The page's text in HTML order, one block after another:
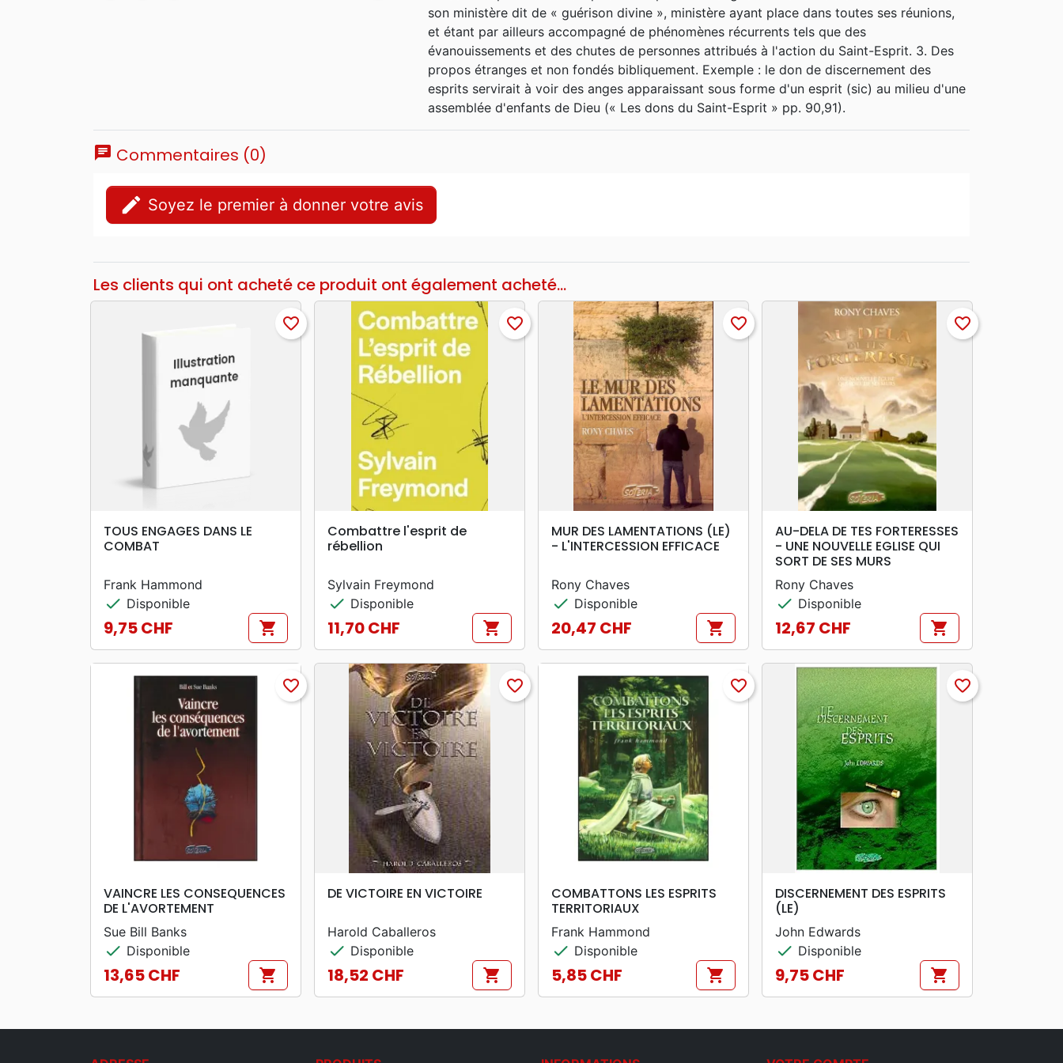
son ministère dit de « guérison divine », ministère ayant place dans toutes ses réunions,
et étant par ailleurs accompagné de phénomènes récurrents tels que des
évanouissements et des chutes de personnes attribués à l'action du Saint-Esprit. 3. Des
propos étranges et non fondés bibliquement. Exemple : le don de discernement des
esprits servirait à voir des anges apparaissant sous forme d'un esprit (sic) au milieu d'une
assemblée d'enfants de Dieu (« Les dons du Saint-Esprit » pp. 90,91).
chat Commentaires (0)
edit Soyez le premier à donner votre avis
Les clients qui ont acheté ce produit ont également acheté...
searchAPERÇU RAPIDE
favorite_border
TOUS ENGAGES DANS LE
COMBAT
Frank Hammond
check Disponible
Prix
9,75 CHF shopping_cart
searchAPERÇU RAPIDE
favorite_border
Combattre l'esprit de
rébellion
Sylvain Freymond
check Disponible
Prix
11,70 CHF shopping_cart
searchAPERÇU RAPIDE
favorite_border
MUR DES LAMENTATIONS (LE)
- L'INTERCESSION EFFICACE
Rony Chaves
check Disponible
Prix
20,47 CHF shopping_cart
searchAPERÇU RAPIDE
favorite_border
AU-DELA DE TES FORTERESSES
- UNE NOUVELLE EGLISE QUI
SORT DE SES MURS
Rony Chaves
check Disponible
Prix
12,67 CHF shopping_cart
searchAPERÇU RAPIDE
favorite_border
VAINCRE LES CONSEQUENCES
DE L'AVORTEMENT
Sue Bill Banks
check Disponible
Prix
13,65 CHF shopping_cart
searchAPERÇU RAPIDE
favorite_border
DE VICTOIRE EN VICTOIRE
Harold Caballeros
check Disponible
Prix
18,52 CHF shopping_cart
searchAPERÇU RAPIDE
favorite_border
COMBATTONS LES ESPRITS
TERRITORIAUX
Frank Hammond
check Disponible
Prix
5,85 CHF shopping_cart
searchAPERÇU RAPIDE
favorite_border
DISCERNEMENT DES ESPRITS
(LE)
John Edwards
check Disponible
Prix
9,75 CHF shopping_cart